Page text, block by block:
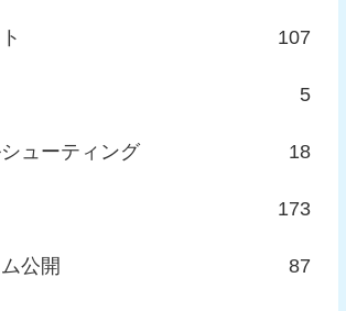
107
5
シューティング 18
173
公開 87